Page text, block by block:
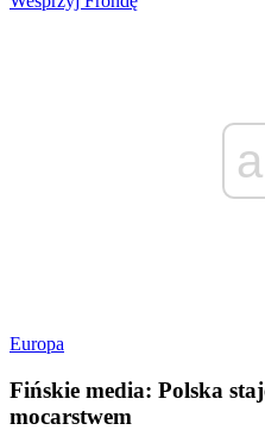
Europa
Fińskie media: Polska
mocarstwem